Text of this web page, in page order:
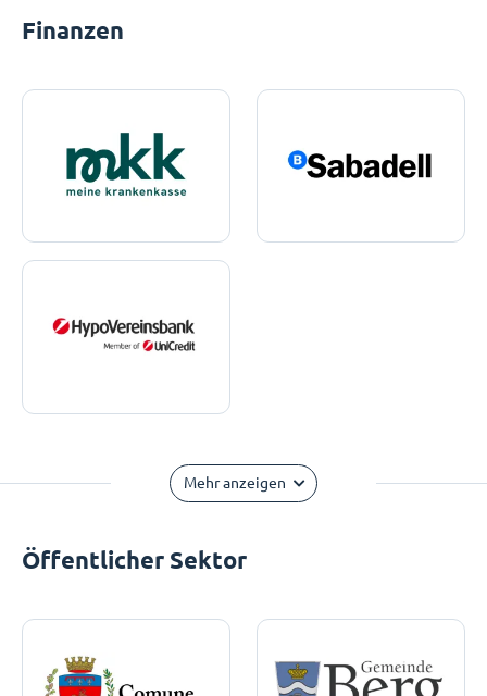
Finanzen
Mehr anzeigen
Öffentlicher Sektor